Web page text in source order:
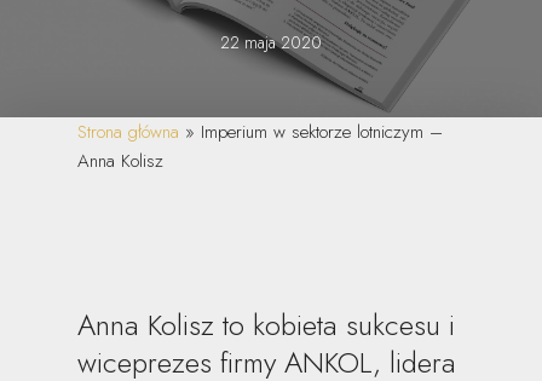
22 maja 2020
Strona główna » Imperium w sektorze lotniczym –
Anna Kolisz
Anna Kolisz to kobieta sukcesu i
wiceprezes firmy ANKOL, lidera